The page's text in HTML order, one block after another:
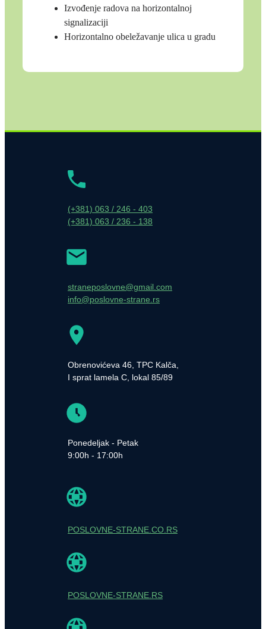
Izvođenje radova na horizontalnoj
signalizaciji
Horizontalno obeležavanje ulica u gradu
(+381) 063 / 246 - 403
(+381) 063 / 236 - 138
straneposlovne@gmail.com
info@poslovne-strane.rs
Obrenovićeva 46, TPC Kalča,
I sprat lamela C, lokal 85/89
Ponedeljak - Petak
9:00h - 17:00h
POSLOVNE-STRANE.CO.RS
POSLOVNE-STRANE.RS